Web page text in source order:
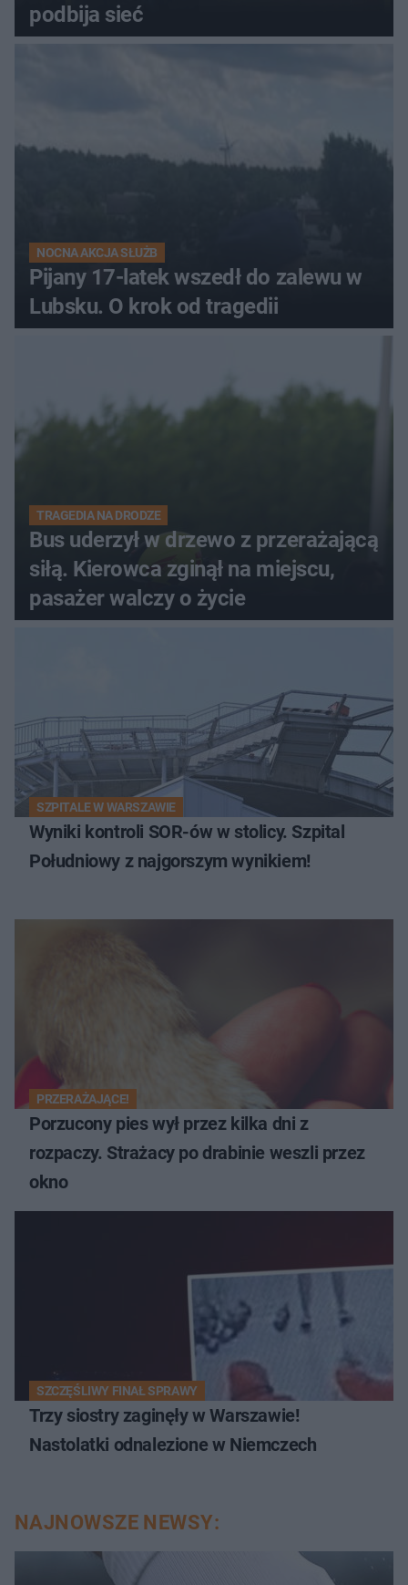
podbija sieć
NOCNA AKCJA SŁUŻB
Pijany 17-latek wszedł do zalewu w
Lubsku. O krok od tragedii
TRAGEDIA NA DRODZE
Bus uderzył w drzewo z przerażającą
siłą. Kierowca zginął na miejscu,
pasażer walczy o życie
SZPITALE W WARSZAWIE
Wyniki kontroli SOR-ów w stolicy. Szpital
Południowy z najgorszym wynikiem!
PRZERAŻAJĄCE!
Porzucony pies wył przez kilka dni z
rozpaczy. Strażacy po drabinie weszli przez
okno
SZCZĘŚLIWY FINAŁ SPRAWY
Trzy siostry zaginęły w Warszawie!
Nastolatki odnalezione w Niemczech
NAJNOWSZE NEWSY: